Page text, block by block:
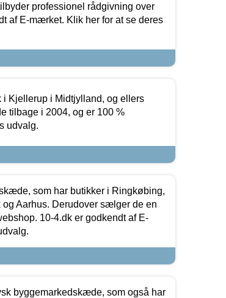
professionel rådgivning over
af E-mærket. Klik her for at se deres
i Kjellerup i Midtjylland, og ellers
tilbage i 2004, og er 100 %
udvalg.
som har butikker i Ringkøbing,
Aarhus. Derudover sælger de en
10-4.dk er godkendt af E-
byggemarkedskæde, som også har